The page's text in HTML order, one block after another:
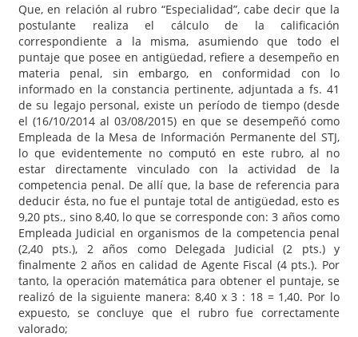
Que, en relación al rubro “Especialidad”, cabe decir que la
postulante realiza el cálculo de la calificación
correspondiente a la misma, asumiendo que todo el
puntaje que posee en antigüedad, refiere a desempeño en
materia penal, sin embargo, en conformidad con lo
informado en la constancia pertinente, adjuntada a fs. 41
de su legajo personal, existe un período de tiempo (desde
el (16/10/2014 al 03/08/2015) en que se desempeñó como
Empleada de la Mesa de Información Permanente del STJ,
lo que evidentemente no computó en este rubro, al no
estar directamente vinculado con la actividad de la
competencia penal. De allí que, la base de referencia para
deducir ésta, no fue el puntaje total de antigüedad, esto es
9,20 pts., sino 8,40, lo que se corresponde con: 3 años como
Empleada Judicial en organismos de la competencia penal
(2,40 pts.), 2 años como Delegada Judicial (2 pts.) y
finalmente 2 años en calidad de Agente Fiscal (4 pts.). Por
tanto, la operación matemática para obtener el puntaje, se
realizó de la siguiente manera: 8,40 x 3 : 18 = 1,40. Por lo
expuesto, se concluye que el rubro fue correctamente
valorado;